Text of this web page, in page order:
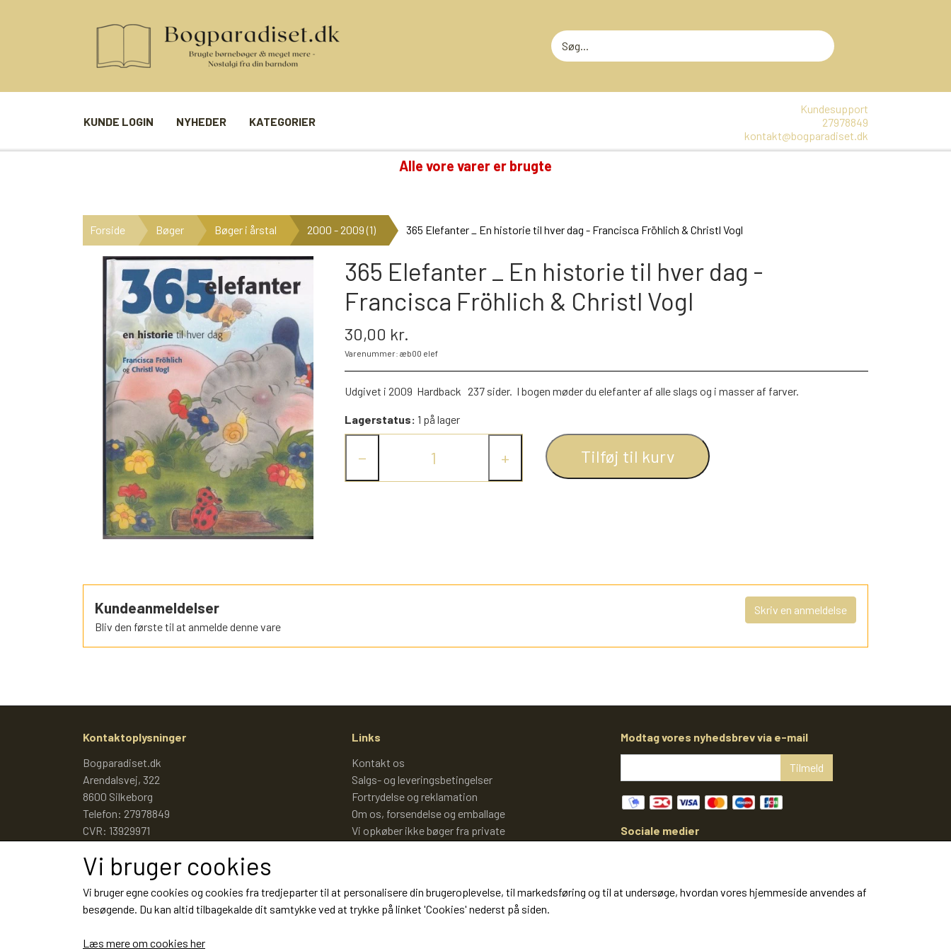
KUNDE LOGIN NYHEDER KATEGORIER
BØGER I SERIE
BØGER I ÅRSTAL
UDVALGTE FORFATTERE
BILLED- / LOTTERI
LUDO
SPILLEKORT
FIRKORT
SORTEPER
ÆSELSPIL
ALLE DE ANDRE SPIL
GAMMELT LEGETØJ
KINDERÆG TILBEHØR
MINI-KØBMANDSVARER
PEZ DISPENSERE
SMÅ FIGURER
MEGET SLIDTE BØGER
NYHEDER
Kundesupport
27978849
kontakt@bogparadiset.dk
Alle vore varer er brugte
Forside Bøger Bøger i årstal 2000 - 2009 (1) 365 Elefanter _ En historie til hver dag - Francisca Fröhlich & Christl Vogl
365 Elefanter _ En historie til hver dag -
Francisca Fröhlich & Christl Vogl
30,00 kr.
Varenummer: æb00 elef
Udgivet i 2009 Hardback 237 sider. I bogen møder du elefanter af alle slags og i masser af farver.
Lagerstatus: 1 på lager
− + Tilføj til kurv
Skriv en anmeldelse
Kundeanmeldelser
Bliv den første til at anmelde denne vare
Kontaktoplysninger
Bogparadiset.dk
Arendalsvej, 322
8600 Silkeborg
Telefon: 27978849
CVR: 13929971
Links
Kontakt os
Salgs- og leveringsbetingelser
Fortrydelse og reklamation
Om os, forsendelse og emballage
Vi opkøber ikke bøger fra private
Modtag vores nyhedsbrev via e-mail
Tilmeld
Sociale medier
Vi bruger cookies
Vi bruger egne cookies og cookies fra tredjeparter til at personalisere din brugeroplevelse, til markedsføring og til at undersøge, hvordan vores hjemmeside anvendes af
besøgende. Du kan altid tilbagekalde dit samtykke ved at trykke på linket 'Cookies' nederst på siden.
Læs mere om cookies her